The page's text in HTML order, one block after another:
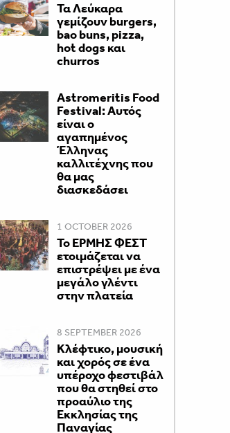
Τα Λεύκαρα
γεμίζουν burgers,
bao buns, pizza,
hot dogs και
churros
Astromeritis Food
Festival: Αυτός
είναι ο
αγαπημένος
Έλληνας
καλλιτέχνης που
θα μας
διασκεδάσει
1 OCTOBER 2026
Το ΕΡΜΗΣ ΦΕΣΤ
ετοιμάζεται να
επιστρέψει με ένα
μεγάλο γλέντι
στην πλατεία
8 SEPTEMBER 2026
Κλέφτικο, μουσική
και χορός σε ένα
υπέροχο φεστιβάλ
που θα στηθεί στο
προαύλιο της
Εκκλησίας της
Παναγίας